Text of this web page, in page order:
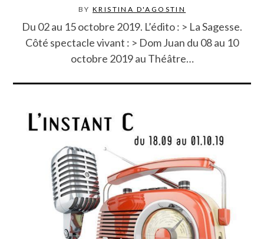
BY KRISTINA D'AGOSTIN
Du 02 au 15 octobre 2019. L’édito : > La Sagesse.
Côté spectacle vivant : > Dom Juan du 08 au 10
octobre 2019 au Théâtre…